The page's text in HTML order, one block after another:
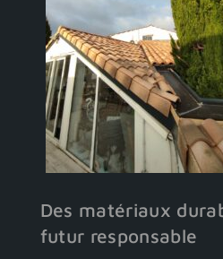
Des matériaux
futur responsable